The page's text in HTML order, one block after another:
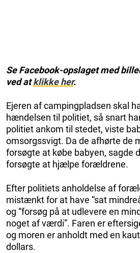
Se Facebook-opslaget med
ved atklikke her.
Ejeren af campingpladsen skal
hændelsen til politiet, så snart
politiet ankom til stedet, viste
omsorgssvigt. Da de afhørte de
forsøgte at købe babyen, sagde
forsøgte at hjælpe forældrene.
Efter politiets anholdelse af
mistænkt for at have “sat
og “forsøg på at udlevere en
noget af værdi”. Faren er
og moren er anholdt med en
dollars.